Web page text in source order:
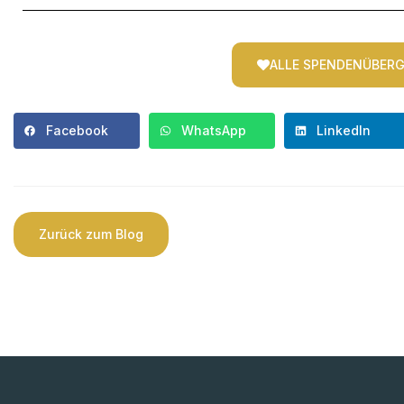
ALLE
Facebook WhatsApp LinkedIn
Zurück zum Blog